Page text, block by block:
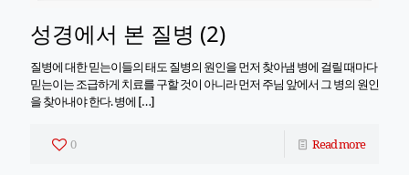
성경에서 본 질병 (2)
질병에 대한 믿는이들의 태도 질병의 원인을 먼저 찾아냄 병에 걸릴 때마다
믿는이는 조급하게 치료를 구할 것이 아니라 먼저 주님 앞에서 그 병의 원인
을 찾아내야 한다. 병에 […]
0 Read more